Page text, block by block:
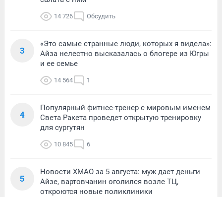
14 726 Обсудить
3
«Это самые странные люди, которых я видела»:
Айза нелестно высказалась о блогере из Югры
и ее семье
14 564 1
4
Популярный фитнес-тренер с мировым именем
Света Ракета проведет открытую тренировку
для сургутян
10 845 6
5
Новости ХМАО за 5 августа: муж дает деньги
Айзе, вартовчанин оголился возле ТЦ,
откроются новые поликлиники